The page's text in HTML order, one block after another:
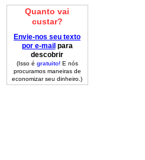
Quanto vai
custar?
Envie-nos seu texto
por e-mail para
descobrir
(Isso é gratuito!E nós
procuramos maneiras de
economizar seu dinheiro.)